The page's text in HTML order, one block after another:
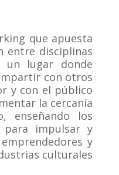
que apuesta
entre disciplinas
un lugar donde
con otros
y con el público
la cercanía
enseñando los
para impulsar y
y
culturales